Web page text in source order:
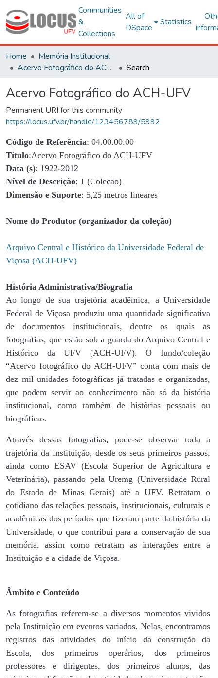
Communities
&
Collections
All of
DSpace
Statistics
Home
Memória Institucional
Acervo Fotográfico do ACH-UFV
Search
Acervo Fotográfico do ACH-UFV
Permanent URI for this community
https://locus.ufv.br/handle/123456789/5992
Código de Referência: 04.00.00.00
Título:Acervo Fotográfico do ACH-UFV
Data (s): 1922-2012
Nível de Descrição: 1 (Coleção)
Dimensão e Suporte: 5,25 metros lineares
Nome do Produtor (organizador da coleção)
Arquivo Central e Histórico da Universidade Federal de
Viçosa (ACH-UFV)
História Administrativa/Biografia
Ao longo de sua trajetória acadêmica, a Universidade
Federal de Viçosa produziu uma quantidade significativa
de documentos institucionais, dentre os quais as
fotografias, que estão sob a guarda do Arquivo Central e
Histórico da UFV (ACH-UFV). O fundo/coleção
“Acervo fotográfico do ACH-UFV” conta com mais de
dez mil unidades fotográficas já tratadas e organizadas,
que podem servir ao conhecimento não só da história
institucional, como também de histórias pessoais ou
biográficas.
Através dessas fotografias, pode-se observar toda a
trajetória da Instituição, desde os seus primeiros passos,
ainda como ESAV (Escola Superior de Agricultura e
Veterinária), passando pela Uremg (Universidade Rural
do Estado de Minas Gerais) até a UFV. Retratam o
cotidiano das relações pessoais, institucionais, culturais e
acadêmicas dos períodos que fizeram parte da história da
Universidade, o que contribui para a conservação de sua
memória, assim como retratam as interações entre a
Instituição e a cidade de Viçosa.
Âmbito e Conteúdo
As fotografias referem-se a diversos momentos vividos
pela Instituição em eventos variados. Nelas, encontramos
registros das atividades do início da construção da
Escola, dos primeiros operários, dos primeiros
professores e dirigentes, ​dos primeiros alunos, das